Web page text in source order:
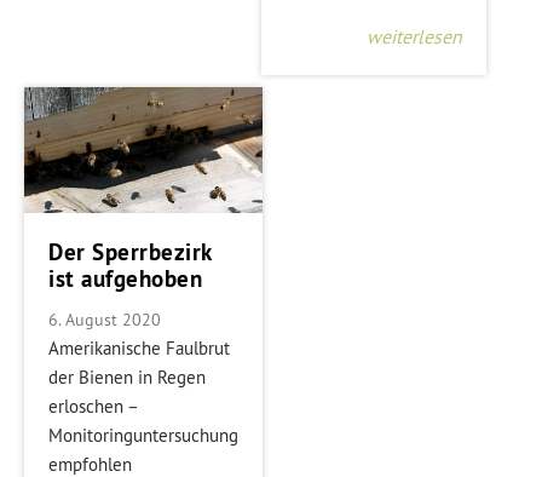
weiterlesen
Der Sperrbezirk
ist aufgehoben
6. August 2020
Amerikanische Faulbrut
der Bienen in Regen
erloschen –
Monitoringuntersuchung
empfohlen